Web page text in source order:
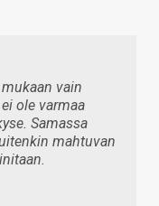
vain
ole varmaa
Samassa
mahtuvan